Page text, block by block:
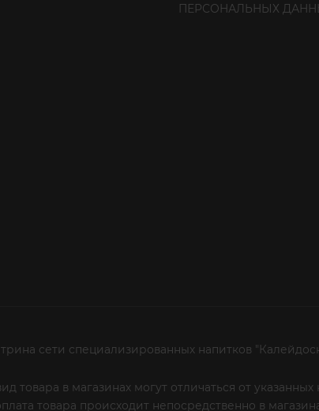
ПЕРСОНАЛЬНЫХ
сети специализированных напитков
товара в магазинах могут отличаться от
товара происходит непосредственно в